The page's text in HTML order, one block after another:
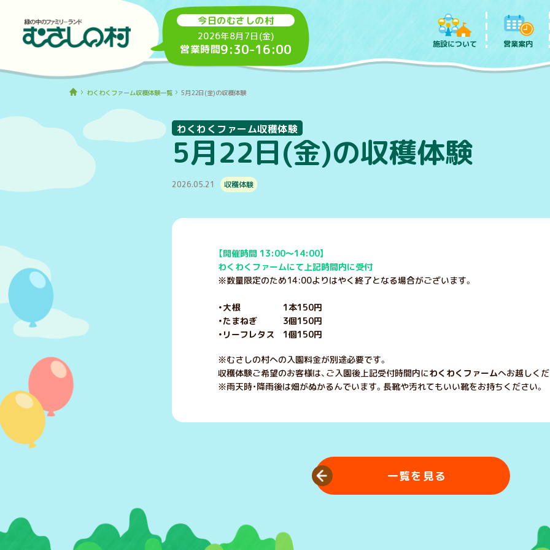
今日のむさしの村
2026年8月7日(金)
営業時間9:30-16:00 施設について 営業案内
わくわくファーム収穫体験一覧 5月22日(金)の収穫体験
5月22日(金)の収穫体験
わくわくファーム収穫体験
2026.05.21 収穫体験
【開催時間 13:00～14:00】
わくわくファームにて上記時間内に受付
※数量限定のため14:00よりはやく終了となる場合がございます。
・大根 1本150円
・たまねぎ 3個150円
・リーフレタス 1個150円
※むさしの村への入園料金が別途必要です。
収穫体験ご希望のお客様は、ご入園後上記受付時間内にわくわくファームへお越しくだ
※雨天時・降雨後は畑がぬかるんでいます。長靴や汚れてもいい靴をお持ちください。
一覧を見る